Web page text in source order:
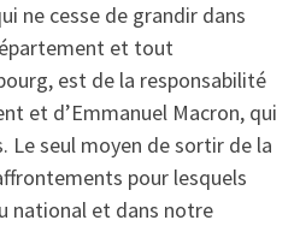
ne cesse de grandir dans
et tout
est de la responsabilité
et d’Emmanuel Macron, qui
Le seul moyen de sortir de la
pour lesquels
national et dans notre